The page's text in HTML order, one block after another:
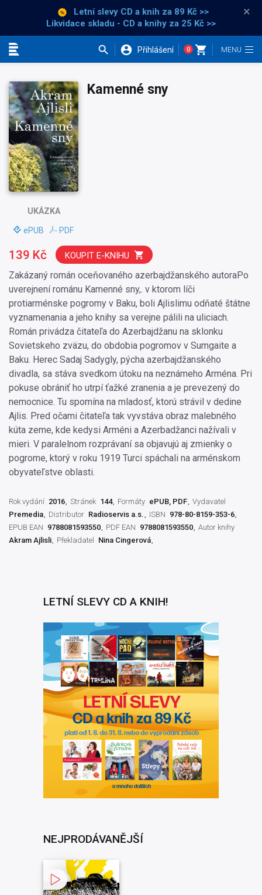
Letní slevy CD a knih za 89 Kč >>
Likvidace skladu - CD a knihy za 25 Kč >>
×
Přihlášení 0
UKÁZKA
ePUB PDF
Kamenné sny
Zakázaný román oceňovaného azerbajdžanského autoraPo
uverejnení románu Kamenné sny,. v ktorom líči
protiarménske pogromy v Baku, boli Ajlislimu odňaté štátne
vyznamenania a jeho knihy sa verejne pálili na uliciach.
Román privádza čitateľa do Azerbajdžanu na sklonku
Sovietskeho zväzu, do obdobia pogromov v Sumgaite a
Baku. Herec Sadaj Sadygly, pýcha azerbajdžanského
divadla, sa stáva svedkom útoku na neznámeho Arména. Pri
pokuse obrániť ho utrpí ťažké zranenia a je prevezený do
nemocnice. Tu spomína na mladosť, ktorú strávil v dedine
Ajlis. Pred očami čitateľa tak vyvstáva obraz malebného
kúta zeme, kde kedysi Arméni a Azerbadžanci nažívali v
mieri. V paralelnom rozprávaní sa objavujú aj zmienky o
pogrome, ktorý v roku 1919 Turci spáchali na arménskom
obyvateľstve oblasti.
139 Kč KOUPIT E-KNIHU
Rok vydání 2016 Stránek 144 Formáty ePUB, PDF Vydavatel
Premedia
Distributor Radioservis a.s. ISBN 978-80-8159-353-6
EPUB EAN 9788081593550 PDF EAN 9788081593550 Autor knihy
Akram Ajlisli
Překladatel Nina Cingerová
LETNÍ SLEVY CD A KNIH!
NEJPRODÁVANĚJŠÍ